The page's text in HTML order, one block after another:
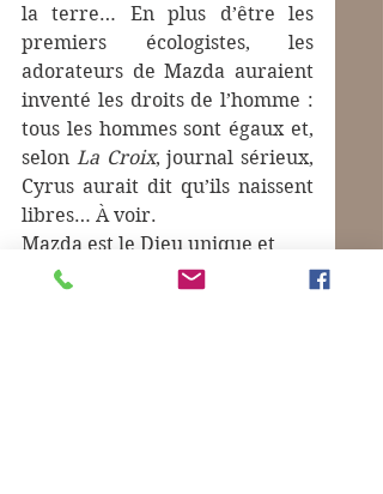
la terre… En plus d’être les
premiers écologistes, les
adorateurs de Mazda auraient
inventé les droits de l’homme :
tous les hommes sont égaux et,
selon La Croix, journal sérieux,
Cyrus aurait dit qu’ils naissent
libres… À voir.
Mazda est le Dieu unique et
Zoroastre est son prophète.